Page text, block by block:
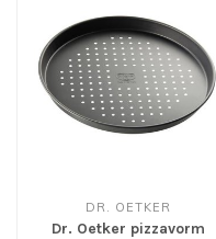
DR. OETKER
Dr. Oetker pizzavorm